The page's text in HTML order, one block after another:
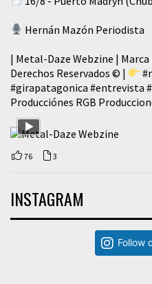
Hernán Mazón Periodista
| Metal-Daze Webzine |
Derechos Reservados © |
#girapatagonica #entrevista
Producciónes RGB
76 3
INSTAGRAM
Follow